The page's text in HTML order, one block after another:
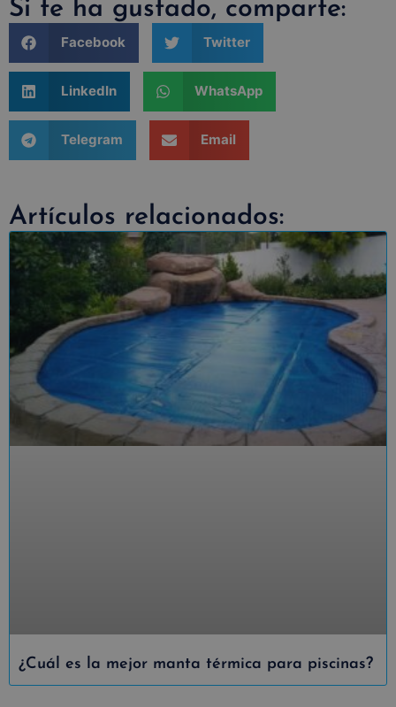
Si te ha gustado, comparte:
Facebook Twitter
LinkedIn WhatsApp
Telegram Email
Artículos relacionados:
¿Cuál es la mejor manta térmica para piscinas?